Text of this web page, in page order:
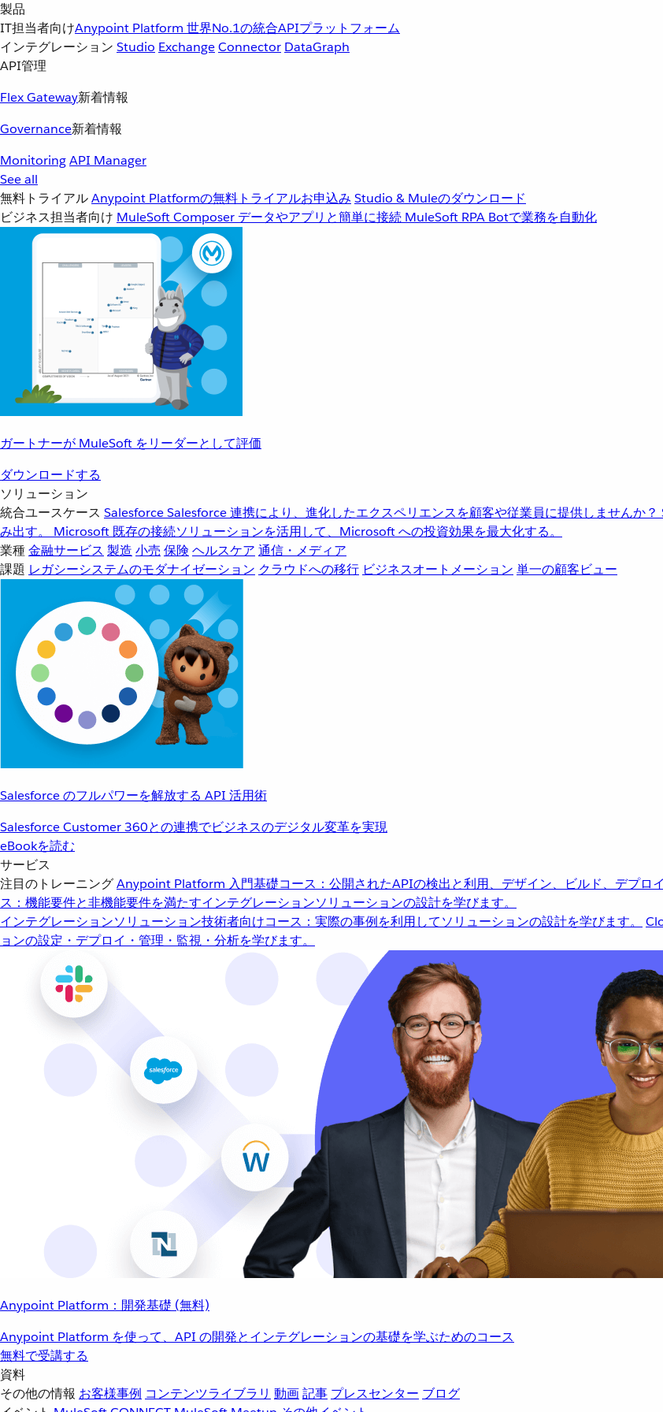
製品
IT担当者向けAnypoint Platform 世界No.1の統合APIプラットフォーム
インテグレーション Studio ExchangeConnector DataGraph
API管理
Flex Gateway新着情報
Governance新着情報
MonitoringAPI Manager
See all
無料トライアルAnypoint Platformの無料トライアルお申込み Studio & Muleのダウンロード
ビジネス担当者向け MuleSoft Composer データやアプリと簡単に接続 MuleSoft RPA Botで業務を自動化
ガートナーが MuleSoft をリーダーとして評価
ダウンロードする
ソリューション
統合ユースケース SalesforceSalesforce 連携により、進化したエクスペリエンスを顧客や従業員に提供しませんか？
み出す。
Microsoft 既存の接続ソリューションを活用して、Microsoft への投資効果を最大化する。
業種金融サービス 製造 小売 保険 ヘルスケア 通信・メディア
課題 レガシーシステムのモダナイゼーション クラウドへの移行 ビジネスオートメーション 単一の顧客ビュー
Salesforce のフルパワーを解放する API 活用術
Salesforce Customer 360との連携でビジネスのデジタル変革を実現
eBookを読む
サービス
注目のトレーニングAnypoint Platform 入門基礎コース：公開されたAPIの検出と利用、デザイン、ビルド、デプロ
ス：機能要件と非機能要件を満たすインテグレーションソリューションの設計を学びます。
インテグレーションソリューション技術者向けコース：実際の事例を利用してソリューションの設計を学びます。
ョンの設定・デプロイ・管理・監視・分析を学びます。
Anypoint Platform：開発基礎 (無料)
Anypoint Platform を使って、API の開発とインテグレーションの基礎を学ぶためのコース
無料で受講する
資料
その他の情報 お客様事例 コンテンツライブラリ 動画記事 プレスセンター ブログ